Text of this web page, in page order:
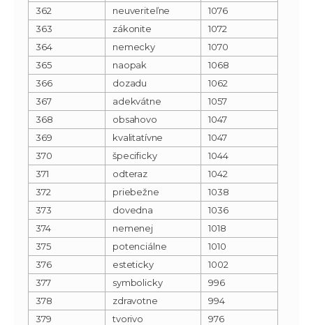
362
neuveriteľne
1076
363
zákonite
1072
364
nemecky
1070
365
naopak
1068
366
dozadu
1062
367
adekvátne
1057
368
obsahovo
1047
369
kvalitatívne
1047
370
špecificky
1044
371
odteraz
1042
372
priebežne
1038
373
dovedna
1036
374
nemenej
1018
375
potenciálne
1010
376
esteticky
1002
377
symbolicky
996
378
zdravotne
994
379
tvorivo
976